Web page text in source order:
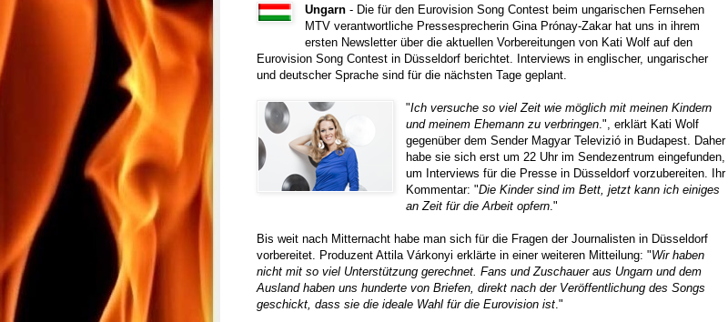
Ungarn - Die für den Eurovision Song Contest beim ungarischen Fernsehen
MTV verantwortliche Pressesprecherin Gina Prónay-Zakar hat uns in ihrem
ersten Newsletter über die aktuellen Vorbereitungen von Kati Wolf auf den
Eurovision Song Contest in Düsseldorf berichtet. Interviews in englischer, ungarischer
und deutscher Sprache sind für die nächsten Tage geplant.
"Ich versuche so viel Zeit wie möglich mit meinen Kindern
und meinem Ehemann zu verbringen .", erklärt Kati Wolf
gegenüber dem Sender Magyar Televizió in Budapest. Daher
habe sie sich erst um 22 Uhr im Sendezentrum eingefunden,
um Interviews für die Presse in Düsseldorf vorzubereiten. Ihr
Kommentar: "Die Kinder sind im Bett, jetzt kann ich einiges
an Zeit für die Arbeit opfern ."
Bis weit nach Mitternacht habe man sich für die Fragen der Journalisten in Düsseldorf
vorbereitet. Produzent Attila Várkonyi erklärte in einer weiteren Mitteilung: "Wir haben
nicht mit so viel Unterstützung gerechnet. Fans und Zuschauer aus Ungarn und dem
Ausland haben uns hunderte von Briefen, direkt nach der Veröffentlichung des Songs
geschickt, dass sie die ideale Wahl für die Eurovision ist ."